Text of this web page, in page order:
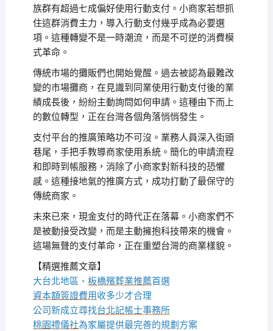
族群有超過七成偏好使用行動支付。小商家若想抓
住這群消費主力，導入行動支付幾乎成為必要選
項。這種轉變不是一時潮流，而是不可逆的消費模
式革命。
傳統市場的攤販們也開始覺醒。過去被認為最難改
變的市場攤商，在見識到同業使用行動支付後的業
績成長後，紛紛主動詢問如何申請。這種由下而上
的數位轉型，正在台灣各個角落悄悄發生。
支付平台的推廣策略功不可沒。業務人員深入街頭
巷尾，手把手教導商家使用系統。簡化的申請流程
和即時到帳服務，消除了小商家對新科技的恐懼
感。這種接地氣的推廣方式，成功打動了最保守的
傳統商家。
未來已來，現金支付的時代正在落幕。小商家們不
是被動接受改變，而是主動擁抱科技帶來的機會。
這場無聲的支付革命，正在重塑台灣的商業樣貌。
【精選推薦文章】
大台北地區、 板橋殯葬業推薦首選
資本額簽證費用收多少才合理
公司新成立尋找台北記帳士事務所
桃園禮儀社為家屬提供最完善的規劃方案